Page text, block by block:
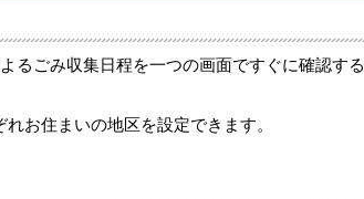
るごみ収集日程を一つの画面ですぐに確認する
お住まいの地区を設定できます。